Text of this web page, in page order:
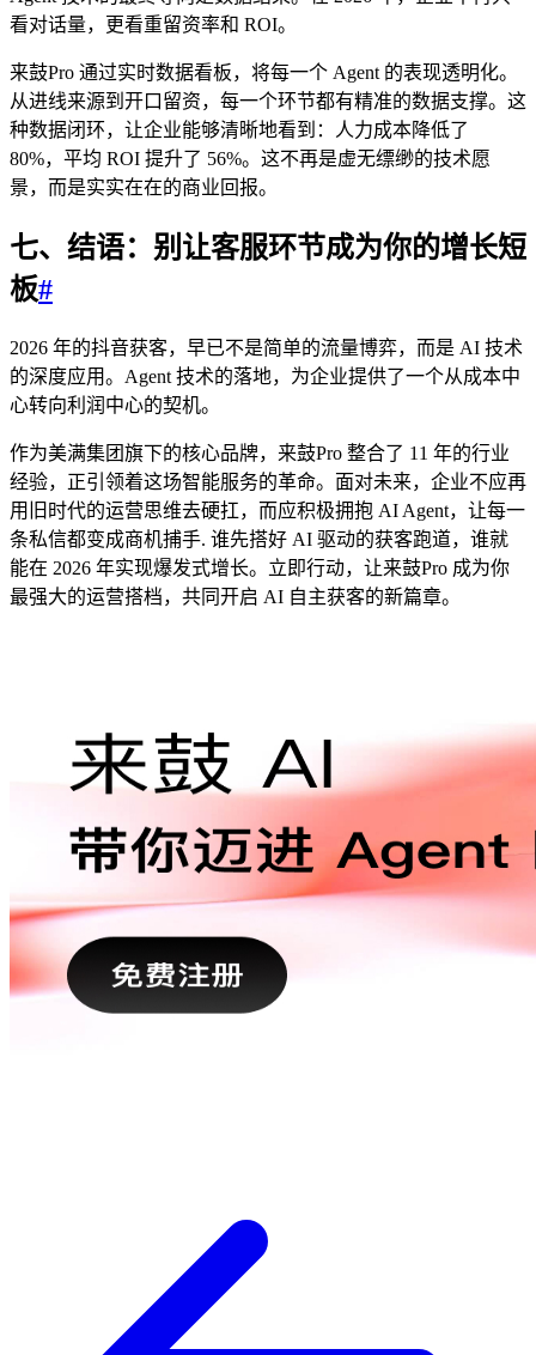
看对话量，更看重留资率和 ROI。
来鼓Pro 通过实时数据看板，将每一个 Agent 的表现透明化。
从进线来源到开口留资，每一个环节都有精准的数据支撑。这
种数据闭环，让企业能够清晰地看到：人力成本降低了
80%，平均 ROI 提升了 56%。这不再是虚无缥缈的技术愿
景，而是实实在在的商业回报。
七、结语：别让客服环节成为你的增长短
板#
2026 年的抖音获客，早已不是简单的流量博弈，而是 AI 技术
的深度应用。Agent 技术的落地，为企业提供了一个从成本中
心转向利润中心的契机。
作为美满集团旗下的核心品牌，来鼓Pro 整合了 11 年的行业
经验，正引领着这场智能服务的革命。面对未来，企业不应再
用旧时代的运营思维去硬扛，而应积极拥抱 AI Agent，让每一
条私信都变成商机捕手. 谁先搭好 AI 驱动的获客跑道，谁就
能在 2026 年实现爆发式增长。立即行动，让来鼓Pro 成为你
最强大的运营搭档，共同开启 AI 自主获客的新篇章。